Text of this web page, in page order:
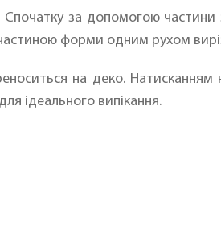
за допомогою частини
форми одним рухом
на деко.
ідеального випікання.